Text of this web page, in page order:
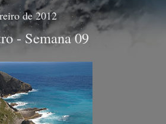
de 2012
- Semana 09